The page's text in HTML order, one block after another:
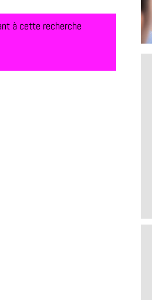
à cette recherche